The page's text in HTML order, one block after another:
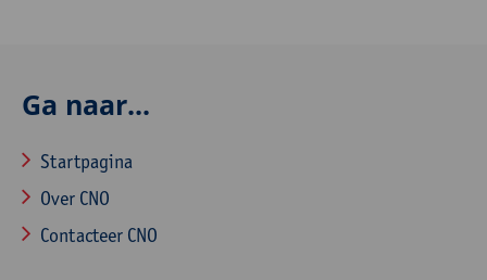
Ga naar...
Startpagina
Over CNO
Contacteer CNO